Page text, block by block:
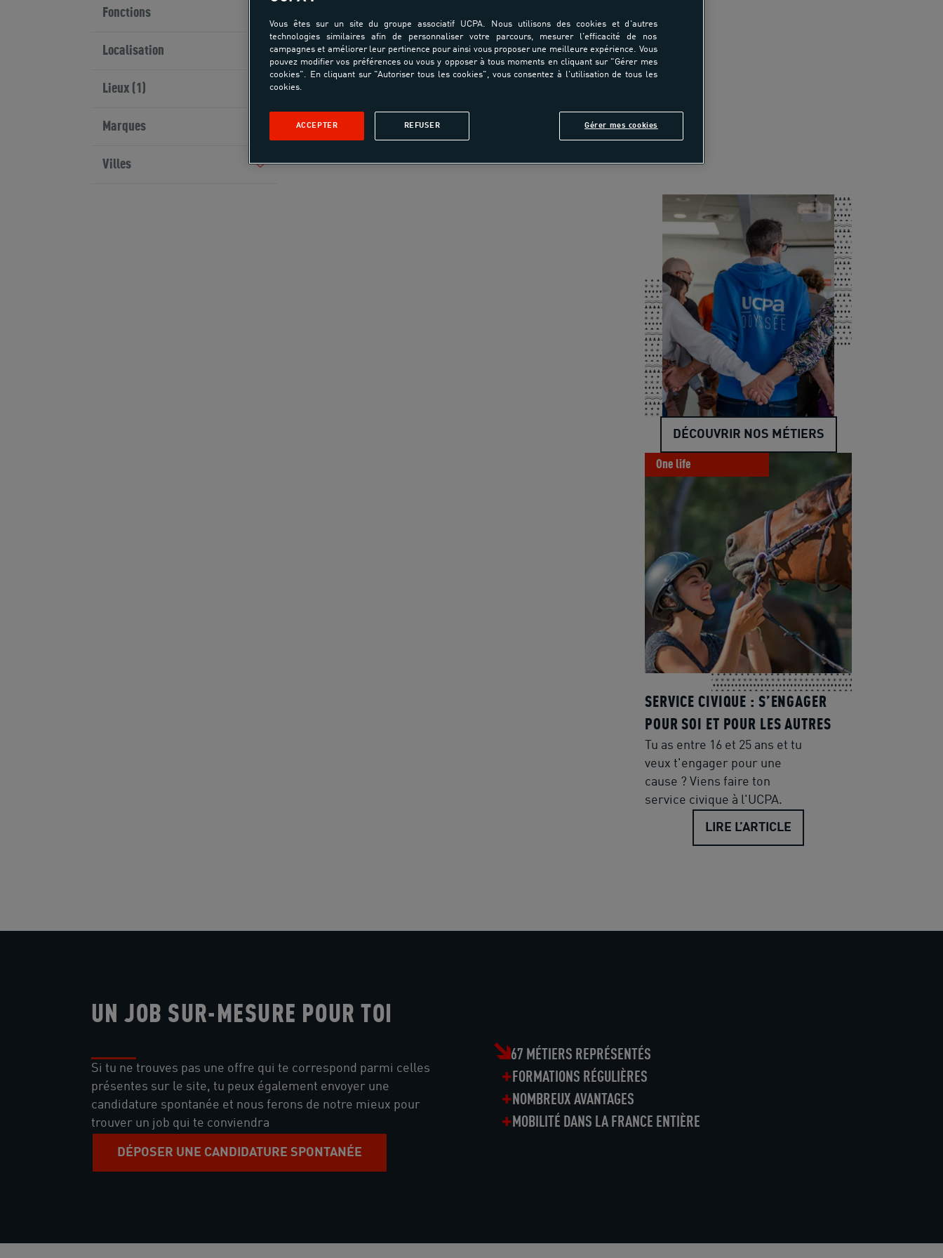
Fonctions
Localisation
Lieux (1)
Marques
Villes
DÉCOUVRIR NOS MÉTIERS
One life
SERVICE CIVIQUE : S’ENGAGER
POUR SOI ET POUR LES AUTRES
Tu as entre 16 et 25 ans et tu
veux t'engager pour une
cause ? Viens faire ton
service civique à l'UCPA.
LIRE L’ARTICLE
UN JOB SUR-MESURE POUR TOI
Si tu ne trouves pas une offre qui te correspond parmi celles
présentes sur le site, tu peux également envoyer une
candidature spontanée et nous ferons de notre mieux pour
trouver un job qui te conviendra
DÉPOSER UNE CANDIDATURE SPONTANÉE
67 MÉTIERS REPRÉSENTÉS
FORMATIONS RÉGULIÈRES
NOMBREUX AVANTAGES
MOBILITÉ DANS LA FRANCE ENTIÈRE
Vous êtes sur un site du groupe associatif UCPA. Nous utilisons des cookies et d'autres
technologies similaires afin de personnaliser votre parcours, mesurer l'efficacité de nos
campagnes et améliorer leur pertinence pour ainsi vous proposer une meilleure expérience. Vous
pouvez modifier vos préférences ou vous y opposer à tous moments en cliquant sur "Gérer mes
cookies". En cliquant sur "Autoriser tous les cookies", vous consentez à l'utilisation de tous les
cookies.
Gérer mes cookies
REFUSER
ACCEPTER